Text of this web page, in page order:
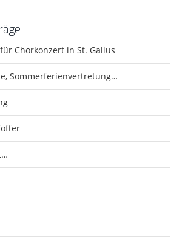
Chorkonzert in St. Gallus
Sommerferienvertretung…